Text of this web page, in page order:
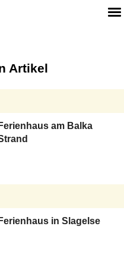
Artikel
am Balka
in Slagelse